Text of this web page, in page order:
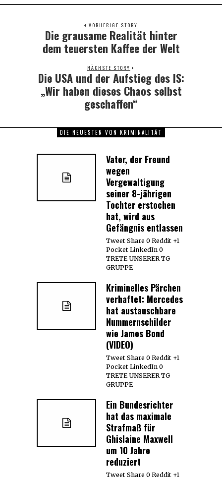
VORHERIGE STORY
Previous
post:
Die grausame Realität hinter
dem teuersten Kaffee der Welt
NÄCHSTE STORY
Next
post:
Die USA und der Aufstieg des IS:
„Wir haben dieses Chaos selbst
geschaffen“
DIE NEUESTEN VON KRIMINALITÄT
Vater, der Freund
wegen
Vergewaltigung
seiner 8-jährigen
Tochter erstochen
hat, wird aus
Gefängnis entlassen
Tweet Share 0 Reddit +1
Pocket LinkedIn 0
TRETE UNSERER TG
GRUPPE
Kriminelles Pärchen
verhaftet: Mercedes
hat austauschbare
Nummernschilder
wie James Bond
(VIDEO)
Tweet Share 0 Reddit +1
Pocket LinkedIn 0
TRETE UNSERER TG
GRUPPE
Ein Bundesrichter
hat das maximale
Strafmaß für
Ghislaine Maxwell
um 10 Jahre
reduziert
Tweet Share 0 Reddit +1